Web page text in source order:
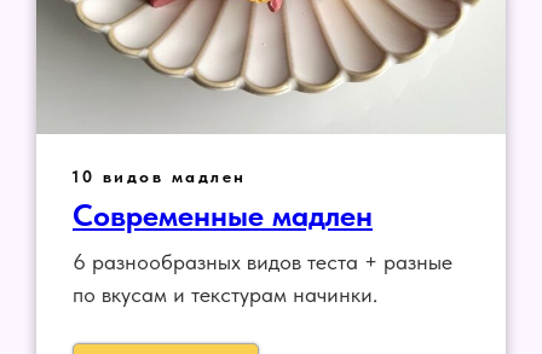
10 видов мадлен
Современные мадлен
6 разнообразных видов теста + разные
по вкусам и текстурам начинки.